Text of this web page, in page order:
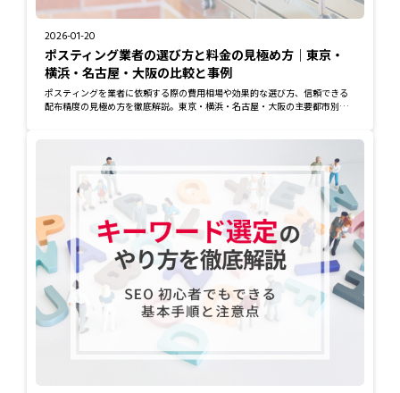
2026-01-20
ポスティング業者の選び方と料金の見極め方｜東京・
横浜・名古屋・大阪の比較と事例
ポスティングを業者に依頼する際の費用相場や効果的な選び方、信頼できる
配布精度の見極め方を徹底解説。東京・横浜・名古屋・大阪の主要都市別に